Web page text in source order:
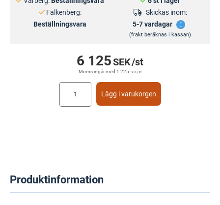
Falkenberg:
Beställningsvara
Skickas inom:
5-7 vardagar
(frakt beräknas i kassan)
6 125SEK/st
Moms ingår med 1 225 SEK/st
Lägg i varukorgen
Produktinformation